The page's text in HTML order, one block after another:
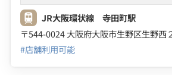
JR大阪環状線 寺田町駅
#店舗利用可能